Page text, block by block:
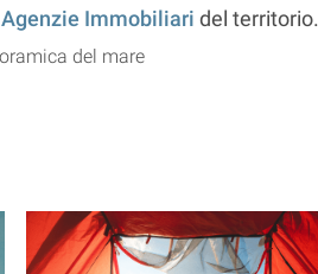
Agenzie Immobiliari del territorio.